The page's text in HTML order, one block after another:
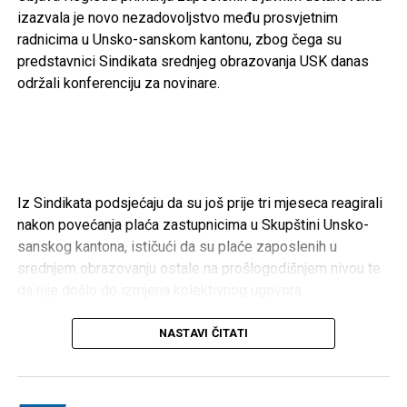
Cazin – 166.200 KM
Gradski sportski savez Cazin –50.000 KM
Konjički klub “Cazin” –40.000 KM
RK “Cepelin-Krajina” –5.000 KM
OŽRK “Krajina” –5.000 KM
Taekwon-do klub “Bosna” –5.000 KM
Bihać – 369.000 KM
izazvala je novo nezadovoljstvo među prosvjetnim
radnicima u Unsko-sanskom kantonu, zbog čega su
predstavnici Sindikata srednjeg obrazovanja USK danas
održali konferenciju za novinare.
Iz Sindikata podsjećaju da su još prije tri mjeseca reagirali
nakon povećanja plaća zastupnicima u Skupštini Unsko-
sanskog kantona, ističući da su plaće zaposlenih u
srednjem obrazovanju ostale na prošlogodišnjem nivou te
Kako navode, objava Registra primanja dodatno je pojačala
nezadovoljstvo među prosvjetnim radnicima. Tvrde da
podaci iz registra pokazuju kako pojedini profesori u
NASTAVI ČITATI